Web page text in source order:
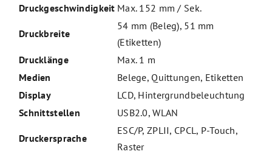
Druckgeschwindigkeit Max. 152 mm / Sek.
Druckbreite
54 mm (Beleg), 51 mm
(Etiketten)
Drucklänge
Max. 1 m
Medien
Belege, Quittungen, Etiketten
Display
LCD, Hintergrundbeleuchtung
Schnittstellen
USB2.0, WLAN
Druckersprache
ESC/P, ZPLII, CPCL, P-Touch,
Raster